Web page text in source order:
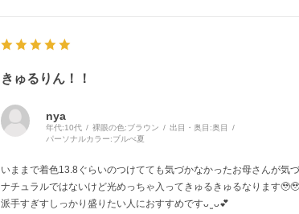
きゅるりん！！
nya
年代:10代 裸眼の色:ブラウン 出目・奥目:奥目
パーソナルカラー:ブルべ夏
いままで着色13.8ぐらいのつけてても気づかなかったお母さんが気
ナチュラルではないけど光めっちゃ入ってきゅるきゅるなります
派手すぎすしっかり盛りたい人におすすめですᴗ ̫ ᴗ💕